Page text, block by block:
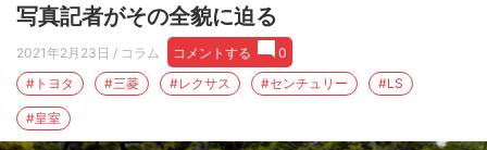
写真記者がその全貌に迫る
2021年2月23日 / コラム コメントする
0
#トヨタ
#三菱 #レクサス #センチュリー #LS
#皇室